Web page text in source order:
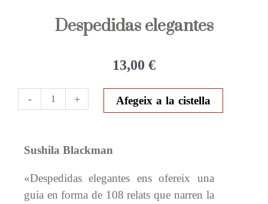
Despedidas elegantes
13,00 €
-
quantitat
de
elegantes
+ Afegeix a la cistella
Sushila Blackman
«Despedidas elegantes ens ofereix una
guia en forma de 108 relats que narren la